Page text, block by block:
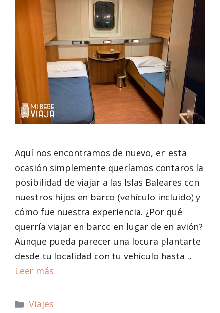
Aquí nos encontramos de nuevo, en esta
ocasión simplemente queríamos contaros la
posibilidad de viajar a las Islas Baleares con
nuestros hijos en barco (vehículo incluido) y
cómo fue nuestra experiencia. ¿Por qué
querría viajar en barco en lugar de en avión?
Aunque pueda parecer una locura plantarte
desde tu localidad con tu vehículo hasta …
Leer más
Categorías
Viajes